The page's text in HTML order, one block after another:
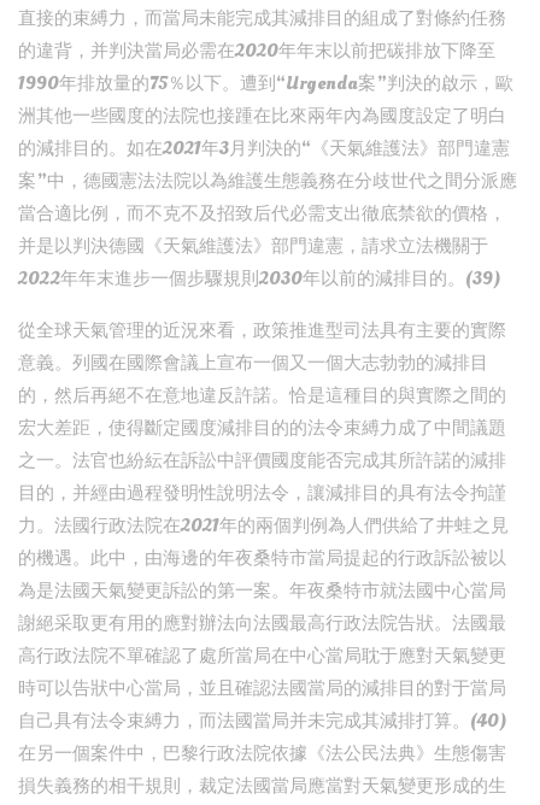
直接的束縛力，而當局未能完成其減排目的組成了對條約任務
的違背，并判決當局必需在2020年年末以前把碳排放下降至
1990年排放量的75％以下。遭到“Urgenda案”判決的啟示，歐
洲其他一些國度的法院也接踵在比來兩年內為國度設定了明白
的減排目的。如在2021年3月判決的“《天氣維護法》部門違憲
案”中，德國憲法法院以為維護生態義務在分歧世代之間分派應
當合適比例，而不克不及招致后代必需支出徹底禁欲的價格，
并是以判決德國《天氣維護法》部門違憲，請求立法機關于
2022年年末進步一個步驟規則2030年以前的減排目的。(39)
從全球天氣管理的近況來看，政策推進型司法具有主要的實際
意義。列國在國際會議上宣布一個又一個大志勃勃的減排目
的，然后再絕不在意地違反許諾。恰是這種目的與實際之間的
宏大差距，使得斷定國度減排目的的法令束縛力成了中間議題
之一。法官也紛紜在訴訟中評價國度能否完成其所許諾的減排
目的，并經由過程發明性說明法令，讓減排目的具有法令拘謹
力。法國行政法院在2021年的兩個判例為人們供給了井蛙之見
的機遇。此中，由海邊的年夜桑特市當局提起的行政訴訟被以
為是法國天氣變更訴訟的第一案。年夜桑特市就法國中心當局
謝絕采取更有用的應對辦法向法國最高行政法院告狀。法國最
高行政法院不單確認了處所當局在中心當局耽于應對天氣變更
時可以告狀中心當局，並且確認法國當局的減排目的對于當局
自己具有法令束縛力，而法國當局并未完成其減排打算。(40)
在另一個案件中，巴黎行政法院依據《法公民法典》生態傷害
損失義務的相干規則，裁定法國當局應當對天氣變更形成的生